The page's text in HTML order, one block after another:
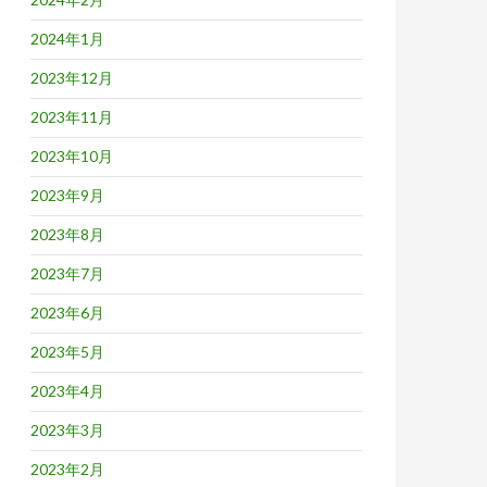
2024年1月
2023年12月
2023年11月
2023年10月
2023年9月
2023年8月
2023年7月
2023年6月
2023年5月
2023年4月
2023年3月
2023年2月